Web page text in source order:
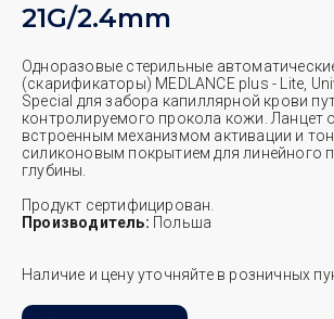
21G/2.4mm
Одноразовые стерильные
(скарификаторы) MEDLANCE plus - Lite,
Special для забора капиллярной крови
контролируемого прокола кожи. Ланцет
встроенным механизмом активации и
силиконовым покрытием для линейного
глубины.
Продукт сертифицирован.
Производитель: Польша
Наличие и цену уточняйте в розничных